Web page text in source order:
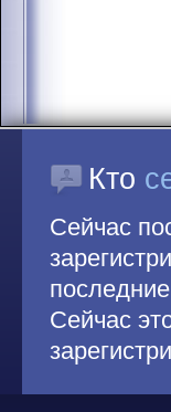
Кто
Сейчас
Сейчас